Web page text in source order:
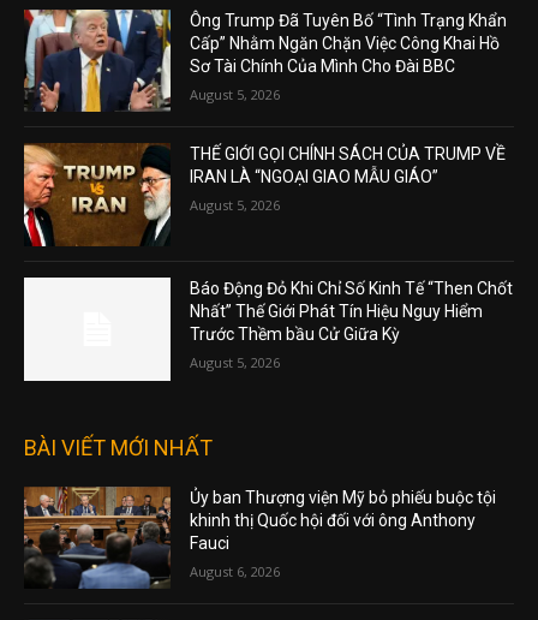
Ông Trump Đã Tuyên Bố “Tình Trạng Khẩn
Cấp” Nhằm Ngăn Chặn Việc Công Khai Hồ
Sơ Tài Chính Của Mình Cho Đài BBC
August 5, 2026
THẾ GIỚI GỌI CHÍNH SÁCH CỦA TRUMP VỀ
IRAN LÀ “NGOẠI GIAO MẪU GIÁO”
August 5, 2026
Báo Động Đỏ Khi Chỉ Số Kinh Tế “Then Chốt
Nhất” Thế Giới Phát Tín Hiệu Nguy Hiểm
Trước Thềm bầu Cử Giữa Kỳ
August 5, 2026
BÀI VIẾT MỚI NHẤT
Ủy ban Thượng viện Mỹ bỏ phiếu buộc tội
khinh thị Quốc hội đối với ông Anthony
Fauci
August 6, 2026